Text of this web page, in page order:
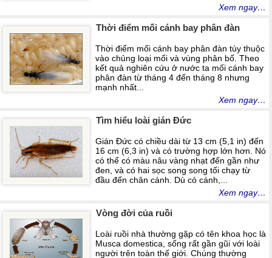
Xem ngay…
Thời điểm mối cánh bay phân đàn
Thời điểm mối cánh bay phân đàn tùy thuộc
vào chủng loại mối và vùng phân bố. Theo
kết quả nghiên cứu ở nước ta mối cánh bay
phân đàn từ tháng 4 đến tháng 8 nhưng
mạnh nhất...
Xem ngay…
Tìm hiểu loài gián Đức
Gián Đức có chiều dài từ 13 cm (5,1 in) đến
16 cm (6,3 in) và có trường hợp lớn hơn. Nó
có thể có màu nâu vàng nhạt đến gần như
đen, và có hai sọc song song tối chạy từ
đầu đến chân cánh. Dù có cánh,...
Xem ngay…
Vòng đời của ruồi
Loài ruồi nhà thường gặp có tên khoa học là
Musca domestica, sống rất gần gũi với loài
người trên toàn thế giới. Chúng thường